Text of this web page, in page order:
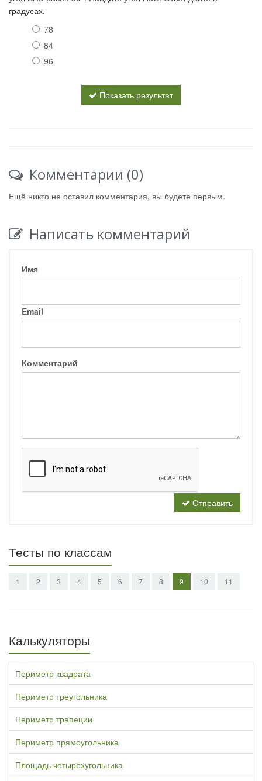
градусах.
78
84
96
Показать результат
Комментарии (0)
Ещё никто не оставил комментария, вы будете первым.
Написать комментарий
Имя
Email
Комментарий
Отправить
Тесты по классам
1 2 3 4 5 6 7 8 9 10 11
Калькуляторы
Периметр квадрата
Периметр треугольника
Периметр трапеции
Периметр прямоугольника
Площадь четырёхугольника